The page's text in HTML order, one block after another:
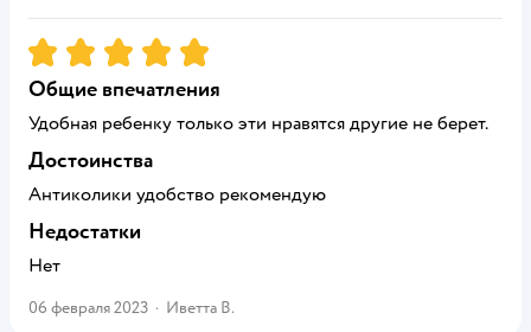
Рейтинг:5
Общие впечатления
Удобная ребенку только эти нравятся другие не берет.
Достоинства
Антиколики удобство рекомендую
Недостатки
Нет
06 февраля 2023 · Иветта В.